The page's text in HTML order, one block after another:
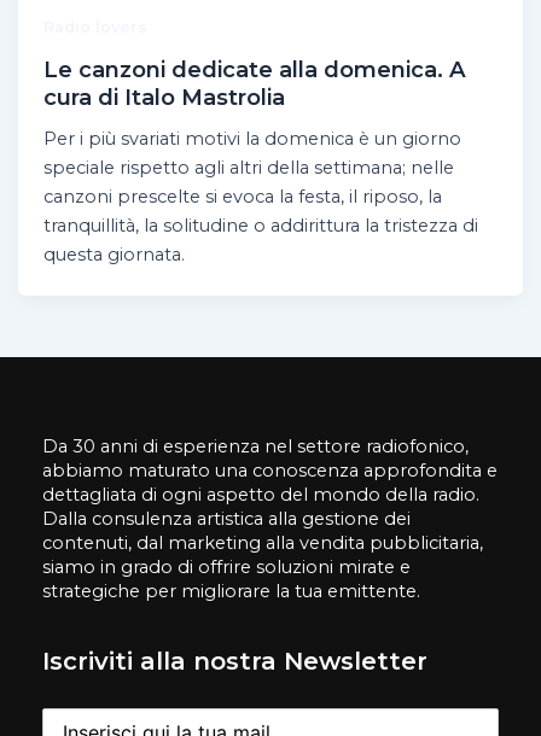
Le canzoni dedicate alla domenica. A
cura di Italo Mastrolia
Per i più svariati motivi la domenica è un giorno
speciale rispetto agli altri della settimana; nelle
canzoni prescelte si evoca la festa, il riposo, la
tranquillità, la solitudine o addirittura la tristezza di
questa giornata.
Da 30 anni di esperienza nel settore radiofonico,
abbiamo maturato una conoscenza approfondita e
dettagliata di ogni aspetto del mondo della radio.
Dalla consulenza artistica alla gestione dei
contenuti, dal marketing alla vendita pubblicitaria,
siamo in grado di offrire soluzioni mirate e
strategiche per migliorare la tua emittente.
Iscriviti alla nostra Newsletter